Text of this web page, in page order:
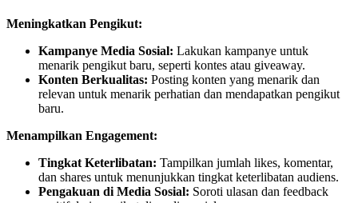
Meningkatkan Pengikut:
Kampanye Media Sosial: Lakukan kampanye untuk
menarik pengikut baru, seperti kontes atau giveaway.
Konten Berkualitas: Posting konten yang menarik dan
relevan untuk menarik perhatian dan mendapatkan pengikut
baru.
Menampilkan Engagement:
Tingkat Keterlibatan: Tampilkan jumlah likes, komentar,
dan shares untuk menunjukkan tingkat keterlibatan audiens.
Pengakuan di Media Sosial: Soroti ulasan dan feedback